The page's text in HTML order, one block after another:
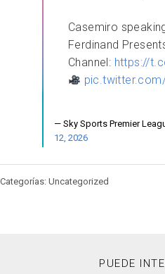
Casemiro
Ferdinand
Channel: https://
— Sky Sports Premier
12, 2026
Categorías: Uncategorized
PUEDE